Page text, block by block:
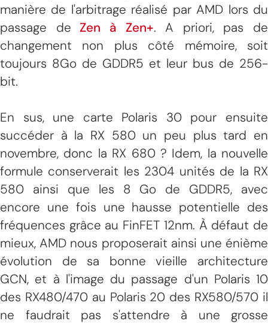
manière de l'arbitrage réalisé par AMD lors du
passage de Zen à Zen+. A priori, pas de
changement non plus côté mémoire, soit
toujours 8Go de GDDR5 et leur bus de 256-
bit.
En sus, une carte Polaris 30 pour ensuite
succéder à la RX 580 un peu plus tard en
novembre, donc la RX 680 ? Idem, la nouvelle
formule conserverait les 2304 unités de la RX
580 ainsi que les 8 Go de GDDR5, avec
encore une fois une hausse potentielle des
fréquences grâce au FinFET 12nm. À défaut de
mieux, AMD nous proposerait ainsi une énième
évolution de sa bonne vieille architecture
GCN, et à l'image du passage d'un Polaris 10
des RX480/470 au Polaris 20 des RX580/570 il
ne faudrait pas s'attendre à une grosse